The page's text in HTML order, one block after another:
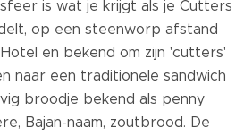
is wat je krijgt als je Cutters
op een steenworp afstand
en bekend om zijn 'cutters'
naar een traditionele sandwich
broodje bekend als penny
Bajan-naam, zoutbrood. De